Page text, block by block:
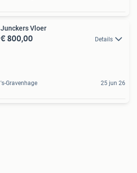
Junckers Vloer
€ 800,00 Details
's-Gravenhage 25 jun 26